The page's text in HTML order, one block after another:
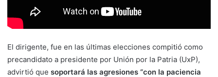
El dirigente, fue en las últimas elecciones compitió como
precandidato a presidente por Unión por la Patria (UxP),
advirtió que soportará las agresiones “con la paciencia